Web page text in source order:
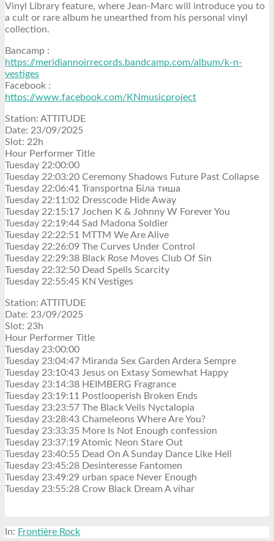
Vinyl Library feature, where Jean-Marc will introduce you to
a cult or rare album he unearthed from his personal vinyl
collection.
Bancamp :
https://meridiannoirrecords.bandcamp.com/album/k-n-
vestiges
Facebook :
https://www.facebook.com/KNmusicproject
Station: ATTITUDE
Date: 23/09/2025
Slot: 22h
Hour Performer Title
Tuesday 22:00:00
Tuesday 22:03:20 Ceremony Shadows Future Past Collapse
Tuesday 22:06:41 Transportna Біла тиша
Tuesday 22:11:02 Dresscode Hide Away
Tuesday 22:15:17 Jochen K & Johnny W Forever You
Tuesday 22:19:44 Sad Madona Soldier
Tuesday 22:22:51 MTTM We Are Alive
Tuesday 22:26:09 The Curves Under Control
Tuesday 22:29:38 Black Rose Moves Club Of Sin
Tuesday 22:32:50 Dead Spells Scarcity
Tuesday 22:55:45 KN Vestiges
Station: ATTITUDE
Date: 23/09/2025
Slot: 23h
Hour Performer Title
Tuesday 23:00:00
Tuesday 23:04:47 Miranda Sex Garden Ardera Sempre
Tuesday 23:10:43 Jesus on Extasy Somewhat Happy
Tuesday 23:14:38 HEIMBERG Fragrance
Tuesday 23:19:11 Postlooperish Broken Ends
Tuesday 23:23:57 The Black Veils Nyctalopia
Tuesday 23:28:43 Chameleons Where Are You?
Tuesday 23:33:35 More Is Not Enough confession
Tuesday 23:37:19 Atomic Neon Stare Out
Tuesday 23:40:55 Dead On A Sunday Dance Like Hell
Tuesday 23:45:28 Desinteresse Fantomen
Tuesday 23:49:29 urban space Never Enough
Tuesday 23:55:28 Crow Black Dream A vihar
In: Frontière Rock